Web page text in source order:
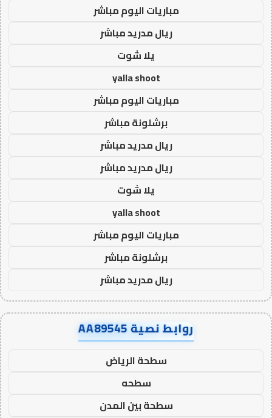
مباريات اليوم مباشر
ريال مدريد مباشر
يلا شوت
yalla shoot
مباريات اليوم مباشر
برشلونة مباشر
ريال مدريد مباشر
ريال مدريد مباشر
يلا شوت
yalla shoot
مباريات اليوم مباشر
برشلونة مباشر
ريال مدريد مباشر
روابط نصية AA89545
سطحة الرياض
سطحه
سطحة بين المدن